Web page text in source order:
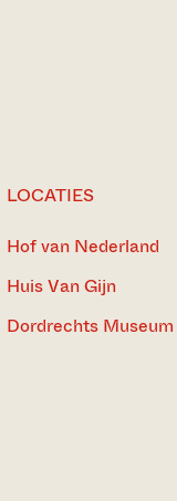
LOCATIES
Hof van Nederland
Huis Van Gijn
Dordrechts Museum